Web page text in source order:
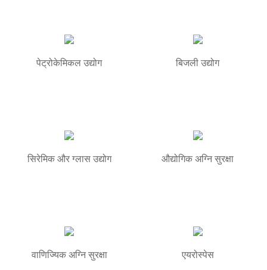
पेट्रोकेमिकल उद्योग बिजली उद्योग
सिरेमिक और ग्लास उद्योग औद्योगिक अग्नि सुरक्षा
वाणिज्यिक अग्नि सुरक्षा एयरोस्पेस